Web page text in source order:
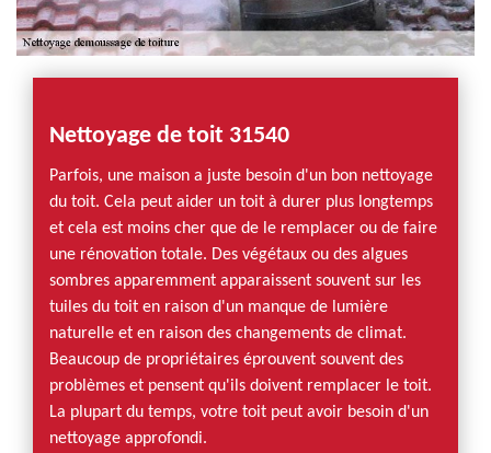
Nettoyage de toit 31540
Parfois, une maison a juste besoin d'un bon nettoyage
du toit. Cela peut aider un toit à durer plus longtemps
et cela est moins cher que de le remplacer ou de faire
une rénovation totale. Des végétaux ou des algues
sombres apparemment apparaissent souvent sur les
tuiles du toit en raison d'un manque de lumière
naturelle et en raison des changements de climat.
Beaucoup de propriétaires éprouvent souvent des
problèmes et pensent qu'ils doivent remplacer le toit.
La plupart du temps, votre toit peut avoir besoin d'un
nettoyage approfondi.